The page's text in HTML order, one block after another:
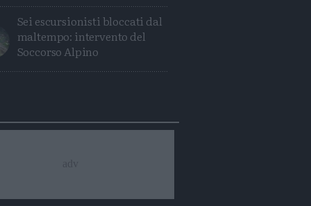
Sei escursionisti bloccati dal
maltempo: intervento del
Soccorso Alpino